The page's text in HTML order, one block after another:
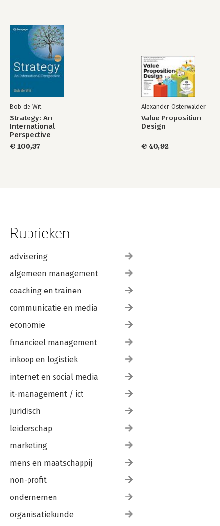
Bob de Wit
Strategy: An
International
Perspective
€ 100,37
Alexander Osterwalder
Value Proposition
Design
€ 40,92
Rubrieken
advisering
algemeen management
coaching en trainen
communicatie en media
economie
financieel management
inkoop en logistiek
internet en social media
it-management / ict
juridisch
leiderschap
marketing
mens en maatschappij
non-profit
ondernemen
organisatiekunde